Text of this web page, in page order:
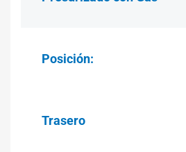
Posición:
Trasero